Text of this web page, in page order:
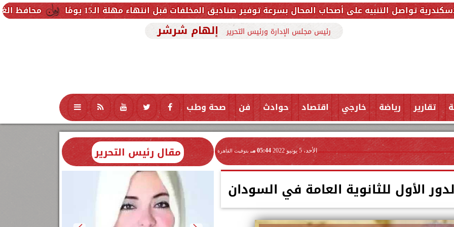
محافظ الغربية يتفقد على أصحاب المحال بسرعة توفير صناديق المخلفات قبل انتهاء مهلة الـ15 يومًا
رئيس مجلس الإدارة ورئيس التحرير إلهام شرشر
تقارير رياضة خارجي اقتصاد حوادث فن صحة وطب تكنولوجيا منوعات محافظات
الأحد، 5 يونيو 2022 05:44 مـ بتوقيت القاهرة
الأول للثانوية العامة في السودان
مقال رئيس التحرير